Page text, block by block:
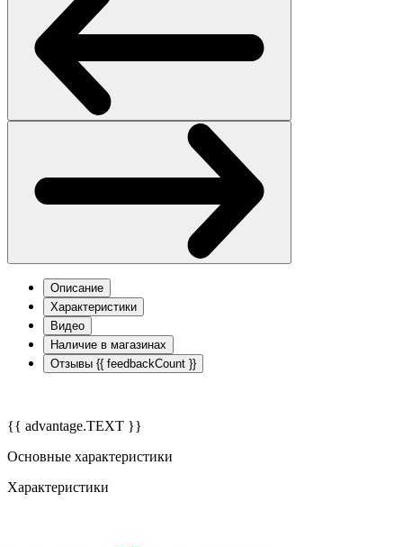
Описание
Характеристики
Видео
Наличие в магазинах
Отзывы {{ feedbackCount }}
{{ advantage.TEXT }}
Основные характеристики
Характеристики